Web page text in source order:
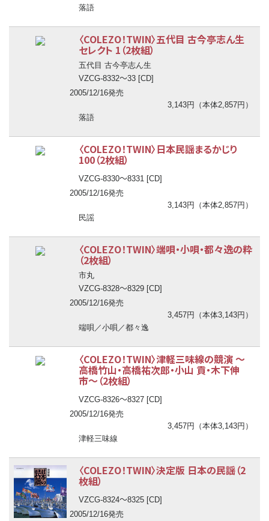
落語
〈COLEZO！TWIN〉五代目 古今亭志ん生
セレクト 1（2枚組）
五代目 古今亭志ん生
VZCG-8332〜33 [CD]
2005/12/16発売
3,143円（本体2,857円）
落語
〈COLEZO！TWIN〉日本民謡まるかじり
100（2枚組）
VZCG-8330〜8331 [CD]
2005/12/16発売
3,143円（本体2,857円）
民謡
〈COLEZO！TWIN〉端唄・小唄・都々逸の粋
（2枚組）
市丸
VZCG-8328〜8329 [CD]
2005/12/16発売
3,457円（本体3,143円）
端唄／小唄／都々逸
〈COLEZO！TWIN〉津軽三味線の競演 〜
高橋竹山・高橋祐次郎・小山 貢・木下伸
市〜（2枚組）
VZCG-8326〜8327 [CD]
2005/12/16発売
3,457円（本体3,143円）
津軽三味線
〈COLEZO！TWIN〉決定版 日本の民謡（2
枚組）
VZCG-8324〜8325 [CD]
2005/12/16発売